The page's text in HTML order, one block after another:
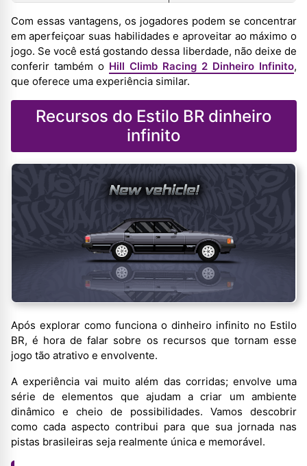
Com essas vantagens, os jogadores podem se concentrar
em aperfeiçoar suas habilidades e aproveitar ao máximo o
jogo. Se você está gostando dessa liberdade, não deixe de
conferir também o Hill Climb Racing 2 Dinheiro Infinito,
que oferece uma experiência similar.
Recursos do Estilo BR dinheiro
infinito
Após explorar como funciona o dinheiro infinito no Estilo
BR, é hora de falar sobre os recursos que tornam esse
jogo tão atrativo e envolvente.
A experiência vai muito além das corridas; envolve uma
série de elementos que ajudam a criar um ambiente
dinâmico e cheio de possibilidades. Vamos descobrir
como cada aspecto contribui para que sua jornada nas
pistas brasileiras seja realmente única e memorável.